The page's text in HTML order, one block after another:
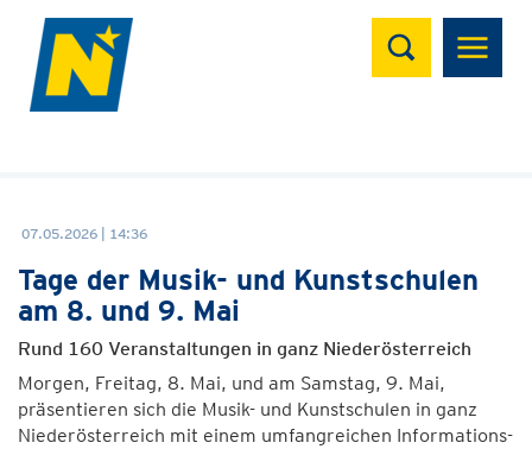
Suchen
07.05.2026 | 14:36
Tage der Musik- und Kunstschulen
am 8. und 9. Mai
Rund 160 Veranstaltungen in ganz Niederösterreich
Morgen, Freitag, 8. Mai, und am Samstag, 9. Mai,
präsentieren sich die Musik- und Kunstschulen in ganz
Niederösterreich mit einem umfangreichen Informations-